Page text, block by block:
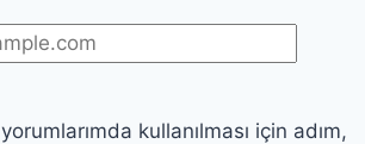
kullanılması için adım,